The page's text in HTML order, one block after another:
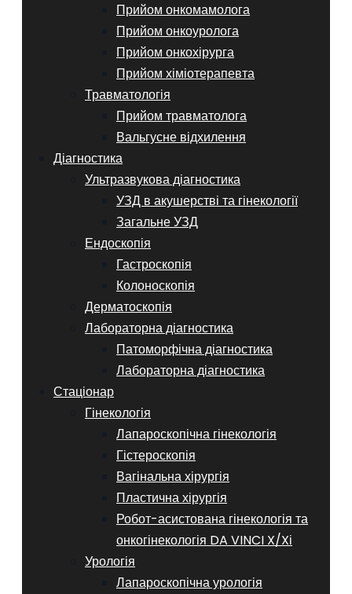
Прийом онкомамолога
Прийом онкоуролога
Прийом онкохірурга
Прийом хіміотерапевта
Травматологія
Прийом травматолога
Вальгусне відхилення
Діагностика
Ультразвукова діагностика
УЗД в акушерстві та гінекології
Загальне УЗД
Ендоскопія
Гастроскопія
Колоноскопія
Дерматоскопія
Лабораторна діагностика
Патоморфічна діагностика
Лабораторна діагностика
Стаціонар
Гінекологія
Лапароскопічна гінекологія
Гістероскопія
Вагінальна хірургія
Пластична хірургія
Робот-асистована гінекологія та
онкогінекологія DA VINCI X/Xі
Урологія
Лапароскопічна урологія